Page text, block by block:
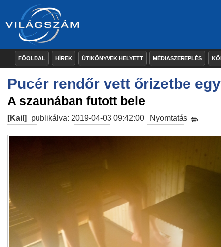
FŐOLDAL HÍREK ÚTIKÖNYVEK HELYETT MÉDIASZEREPLÉS
Pucér rendőr vett őrizetbe
A szaunában futott bele
[Kail] publikálva: 2019-04-03 09:42:00 | Nyomtatás